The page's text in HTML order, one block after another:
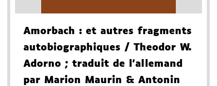
Amorbach : et autres fragments
autobiographiques / Theodor W.
Adorno ; traduit de l'allemand
par Marion Maurin & Antonin